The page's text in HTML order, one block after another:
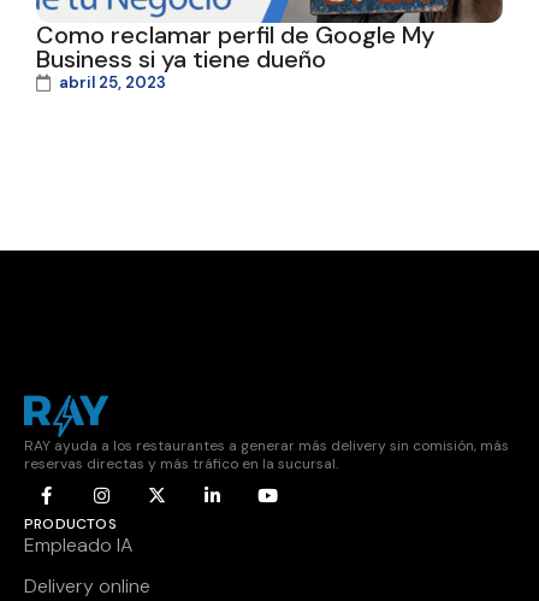
Como reclamar perfil de Google My
Business si ya tiene dueño
abril 25, 2023
RAY ayuda a los restaurantes a generar más delivery sin comisión, más
reservas directas y más tráfico en la sucursal.
PRODUCTOS
Empleado IA
Delivery online